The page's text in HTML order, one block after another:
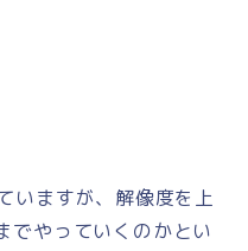
いますが、解像度を上
でやっていくのかとい